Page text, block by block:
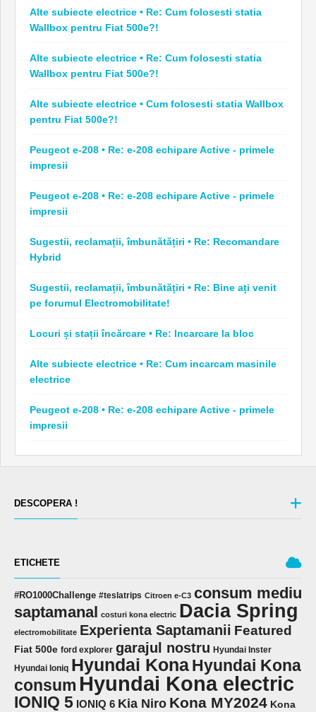
Alte subiecte electrice • Re: Cum folosesti statia
Wallbox pentru Fiat 500e?!
Alte subiecte electrice • Re: Cum folosesti statia
Wallbox pentru Fiat 500e?!
Alte subiecte electrice • Cum folosesti statia Wallbox
pentru Fiat 500e?!
Peugeot e-208 • Re: e-208 echipare Active - primele
impresii
Peugeot e-208 • Re: e-208 echipare Active - primele
impresii
Sugestii, reclamații, îmbunătățiri • Re: Recomandare
Hybrid
Sugestii, reclamații, îmbunătățiri • Re: Bine ați venit
pe forumul Electromobilitate!
Locuri și stații încărcare • Re: Incarcare la bloc
Alte subiecte electrice • Re: Cum incarcam masinile
electrice
Peugeot e-208 • Re: e-208 echipare Active - primele
impresii
DESCOPERA !
ETICHETE
#RO1000Challenge #teslatrips Citroen e-C3 consum mediu
saptamanal costuri kona electric Dacia Spring
electromobilitate Experienta Saptamanii Featured
Fiat 500e ford explorer garajul nostru Hyundai Inster
Hyundai Ioniq Hyundai KonaHyundai Kona
consum Hyundai Kona electric
IONIQ 5 IONIQ 6 Kia Niro Kona MY2024 Kona